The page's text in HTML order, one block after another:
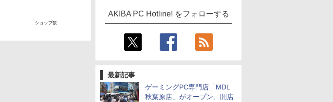
AKIBA PC Hotline! をフォローする
最新記事
ゲーミングPC専門店「MDL
秋葉原店」がオープン、開店
ショップ数